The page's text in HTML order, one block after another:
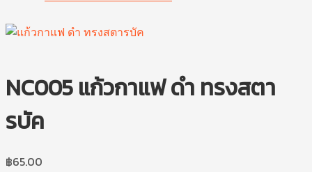
NC005 แก้วกาแฟ ดำ ทรงสตา
รบัค
฿65.00